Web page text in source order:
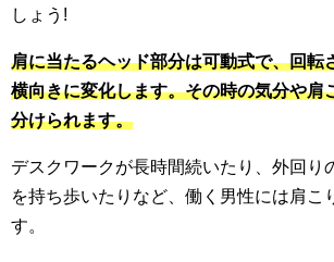
しょう!
肩に当たるヘッド部分は可動式で、回転
横向きに変化します。その時の気分や肩
分けられます。
デスクワークが長時間続いたり、外回り
を持ち歩いたりなど、働く男性には肩こ
す。